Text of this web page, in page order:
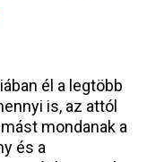
él a legtöbb
is, az attól
mondanak a
és a